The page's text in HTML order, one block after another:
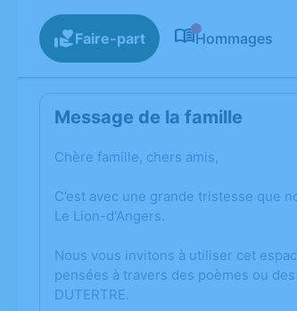
Faire-part Hommages
Message de la famille
Chère famille, chers amis,
C’est avec une grande tristesse que
Le Lion-d'Angers.
Nous vous invitons à utiliser cet
pensées à travers des poèmes ou
DUTERTRE.